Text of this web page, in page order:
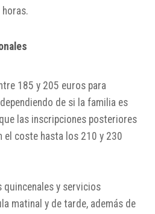
185 y 205 euros para
de si la familia es
las inscripciones posteriores
el coste hasta los 210 y 230
quincenales y servicios
matinal y de tarde, además de